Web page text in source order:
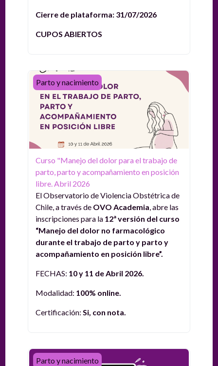
Cierre de plataforma: 31/07/2026
CUPOS ABIERTOS
Curso "Manejo del dolor para el trabajo de parto,
Parto y nacimiento
Curso "Manejo del dolor para el trabajo de
parto, parto y acompañamiento en posición
libre. Abril 2026
El Observatorio de Violencia Obstétrica de
Chile, a través de OVO Academia, abre las
inscripciones para la 12ª versión del curso
“Manejo del dolor no farmacológico
durante el trabajo de parto y parto y
acompañamiento en posición libre”.
FECHAS: 10 y 11 de Abril 2026.
Modalidad: 100% online.
Certificación: Si, con nota.
Asincrónico - 1er Curso de Violencia Gineco
Parto y nacimiento